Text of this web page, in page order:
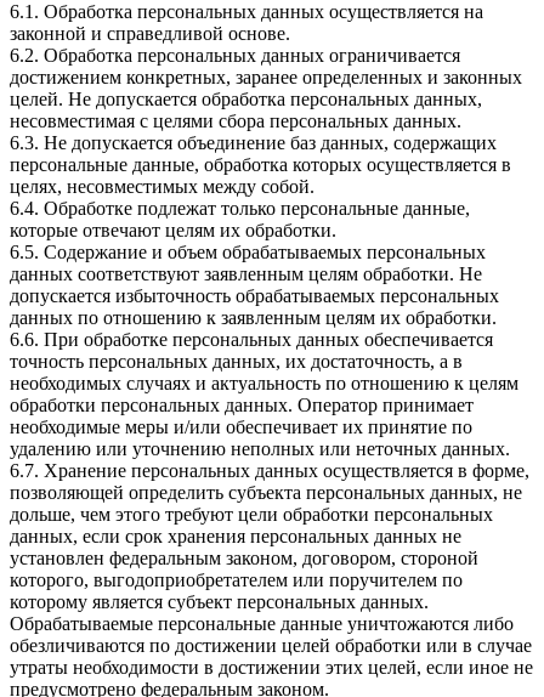
6.1. Обработка персональных данных осуществляется на
законной и справедливой основе.
6.2. Обработка персональных данных ограничивается
достижением конкретных, заранее определенных и законных
целей. Не допускается обработка персональных данных,
несовместимая с целями сбора персональных данных.
6.3. Не допускается объединение баз данных, содержащих
персональные данные, обработка которых осуществляется в
целях, несовместимых между собой.
6.4. Обработке подлежат только персональные данные,
которые отвечают целям их обработки.
6.5. Содержание и объем обрабатываемых персональных
данных соответствуют заявленным целям обработки. Не
допускается избыточность обрабатываемых персональных
данных по отношению к заявленным целям их обработки.
6.6. При обработке персональных данных обеспечивается
точность персональных данных, их достаточность, а в
необходимых случаях и актуальность по отношению к целям
обработки персональных данных. Оператор принимает
необходимые меры и/или обеспечивает их принятие по
удалению или уточнению неполных или неточных данных.
6.7. Хранение персональных данных осуществляется в форме,
позволяющей определить субъекта персональных данных, не
дольше, чем этого требуют цели обработки персональных
данных, если срок хранения персональных данных не
установлен федеральным законом, договором, стороной
которого, выгодоприобретателем или поручителем по
которому является субъект персональных данных.
Обрабатываемые персональные данные уничтожаются либо
обезличиваются по достижении целей обработки или в случае
утраты необходимости в достижении этих целей, если иное не
предусмотрено федеральным законом.